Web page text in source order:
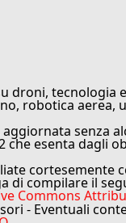
tecnologia
robotica aerea,
senza
esenta dagli
cortesemente
di compilare il
Commons
- Eventuali